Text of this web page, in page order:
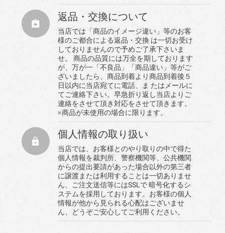
返品・交換について
当店では「商品のイメージ違い」等のお客
様のご都合による返品・交換 は一切お受け
しておりませんので予めご了承下さいま
せ。 商品の品質には万全を期しております
が、万が一「不良品」「商品違い」等がご
ざいましたら、商品到着より商品到着後５
日以内に当店宛てに電話、ま たはメールに
てご連絡下さい。早急折り返し当店よりご
連絡をさせて頂き対応をさせて頂きます。
※商品が未使用の場合に限ります。
個人情報の取り扱い
当店では、お客様とのやり取りの中で得た
個人情報を裁判所、警察機関等、公共機関
からの提出要請があった場合以外の第三者
に譲渡または利用することは一切ありませ
ん、ご注文送信等にはSSLで 暗号化するシ
ステムを採用しております。お客様の個人
情報が他から見られる心配はございませ
ん、どうぞご安心してご利用ください。